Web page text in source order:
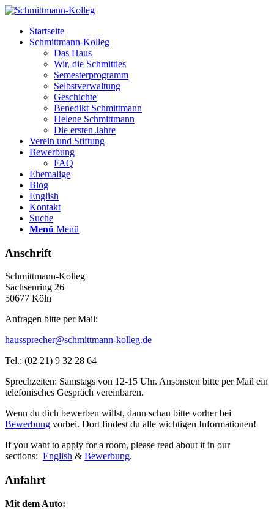
Startseite
Schmittmann-Kolleg
Das Haus
Wir, die Schmitties
Semesterprogramm
Selbstverwaltung
Geschichte
Benedikt Schmittmann
Helene Schmittmann
Die ersten Jahre
Verein und Stiftung
Bewerbung
FAQ
Ehemalige
Blog
English
Kontakt
Suche
Menü Menü
Anschrift
Schmittmann-Kolleg
Sachsenring 26
50677 Köln
Anfragen bitte per Mail:
haussprecher@schmittmann-kolleg.de
Tel.: (02 21) 9 32 28 64
Sprechzeiten: Samstags von 12-15 Uhr. Ansonsten bitte per Mail ein
telefonisches Gespräch vereinbaren.
Wenn du dich bewerben willst, dann schau bitte vorher bei
Bewerbung vorbei. Dort findest du alle wichtigen Informationen!
If you want to apply for a room, please read about it in our
sections: English & Bewerbung.
Anfahrt
Mit dem Auto: